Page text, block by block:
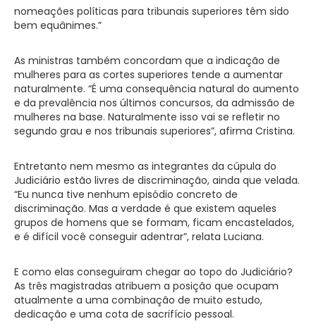
nomeações políticas para tribunais superiores têm sido
bem equânimes.”
As ministras também concordam que a indicação de
mulheres para as cortes superiores tende a aumentar
naturalmente. “É uma consequência natural do aumento
e da prevalência nos últimos concursos, da admissão de
mulheres na base. Naturalmente isso vai se refletir no
segundo grau e nos tribunais superiores”, afirma Cristina.
Entretanto nem mesmo as integrantes da cúpula do
Judiciário estão livres de discriminação, ainda que velada.
“Eu nunca tive nenhum episódio concreto de
discriminação. Mas a verdade é que existem aqueles
grupos de homens que se formam, ficam encastelados,
e é difícil você conseguir adentrar”, relata Luciana.
E como elas conseguiram chegar ao topo do Judiciário?
As três magistradas atribuem a posição que ocupam
atualmente a uma combinação de muito estudo,
dedicação e uma cota de sacrifício pessoal.